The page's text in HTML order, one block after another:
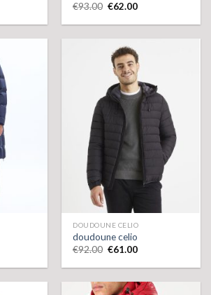
€93.00 €62.00
DOUDOUNE CELIO
doudoune celio
€92.00 €61.00